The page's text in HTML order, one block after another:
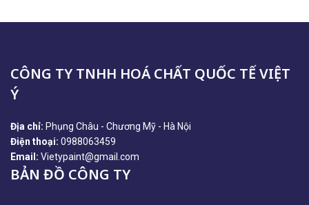
CÔNG TY TNHH HOÁ CHẤT QUỐC TẾ VIỆT
Ý
Địa chỉ: Phụng Châu - Chương Mỹ - Hà Nội
Điện thoại: 0988063459
Email: Vietypaint@gmail.com
BẢN ĐỒ CÔNG TY